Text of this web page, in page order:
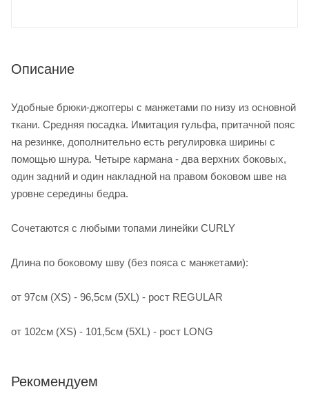
Описание
Удобные брюки-джоггеры с манжетами по низу из основной
ткани. Средняя посадка. Имитация гульфа, притачной пояс
на резинке, дополнительно есть регулировка ширины с
помощью шнура. Четыре кармана - два верхних боковых,
один задний и один накладной на правом боковом шве на
уровне середины бедра.
Сочетаются с любыми топами линейки CURLY
Длина по боковому шву (без пояса с манжетами):
от 97см (XS) - 96,5см (5XL) - рост REGULAR
от 102см (XS) - 101,5см (5XL) - рост LONG
Рекомендуем